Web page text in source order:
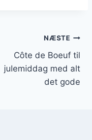
NÆSTE
Côte de Boeuf til
julemiddag med alt
det gode